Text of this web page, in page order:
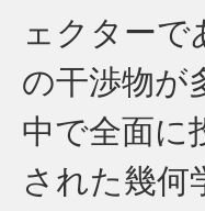
ェクターで
の干渉物が
中で全面に
された幾何